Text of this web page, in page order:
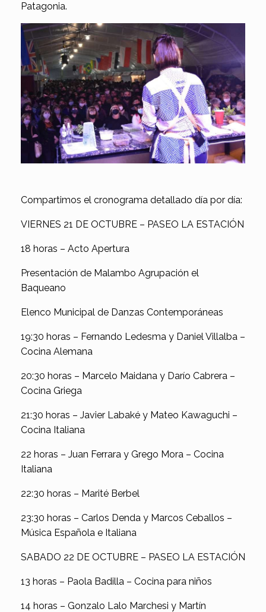
Patagonia.
Compartimos el cronograma detallado día por día:
VIERNES 21 DE OCTUBRE – PASEO LA ESTACIÓN
18 horas – Acto Apertura
Presentación de Malambo Agrupación el
Baqueano
Elenco Municipal de Danzas Contemporáneas
19:30 horas – Fernando Ledesma y Daniel Villalba –
Cocina Alemana
20:30 horas – Marcelo Maidana y Darío Cabrera –
Cocina Griega
21:30 horas – Javier Labaké y Mateo Kawaguchi –
Cocina Italiana
22 horas – Juan Ferrara y Grego Mora – Cocina
Italiana
22:30 horas – Marité Berbel
23:30 horas – Carlos Denda y Marcos Ceballos –
Música Española e Italiana
SABADO 22 DE OCTUBRE – PASEO LA ESTACIÓN
13 horas – Paola Badilla – Cocina para niños
14 horas – Gonzalo Lalo Marchesi y Martín